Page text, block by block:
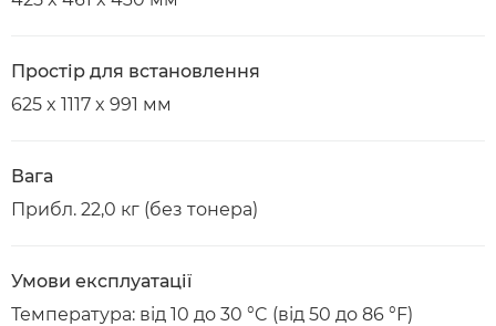
Простір для встановлення
625 x 1117 x 991 мм
Вага
Прибл. 22,0 кг (без тонера)
Умови експлуатації
Температура: від 10 до 30 °C (від 50 до 86 °F)